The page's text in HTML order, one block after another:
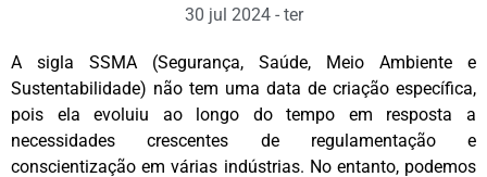
30 jul 2024 - ter
A sigla SSMA (Segurança, Saúde, Meio Ambiente e
Sustentabilidade) não tem uma data de criação específica,
pois ela evoluiu ao longo do tempo em resposta a
necessidades crescentes de regulamentação e
conscientização em várias indústrias. No entanto, podemos